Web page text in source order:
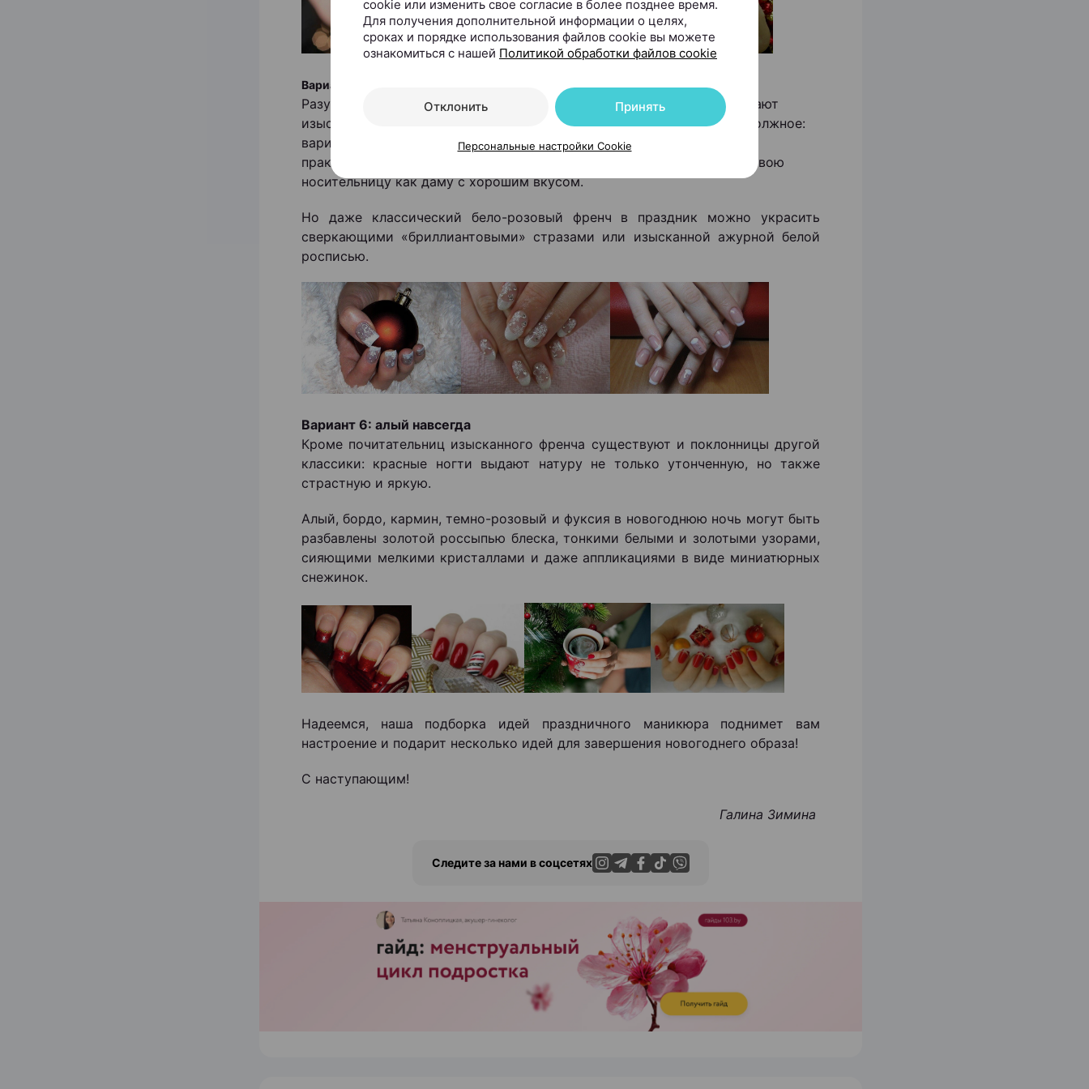
Вариант 5: вариации френча
Разумеется, есть дамы, которые даже в новогоднюю ночь предпочитают
изысканную классику и сдержанное благородство. Надо отдать им должное:
варианты сдержанного французского маникюра идеально подходят
практически к каждому наряду и совершенно точно характеризуют свою
носительницу как даму с хорошим вкусом.
Но даже классический бело-розовый френч в праздник можно украсить
сверкающими «бриллиантовыми» стразами или изысканной ажурной белой
росписью.
Вариант 6: алый навсегда
Кроме почитательниц изысканного френча существуют и поклонницы другой
классики: красные ногти выдают натуру не только утонченную, но также
страстную и яркую.
Алый, бордо, кармин, темно-розовый и фуксия в новогоднюю ночь могут быть
разбавлены золотой россыпью блеска, тонкими белыми и золотыми узорами,
сияющими мелкими кристаллами и даже аппликациями в виде миниатюрных
снежинок.
Надеемся, наша подборка идей праздничного маникюра поднимет вам
настроение и подарит несколько идей для завершения новогоднего образа!
С наступающим!
Галина Зимина
Следите за нами в соцсетях
ЭФФЕКТИВНАЯ РЕКЛАМА НА САЙТЕ
cookie или изменить свое согласие в более позднее время.
Для получения дополнительной информации о целях,
сроках и порядке использования файлов cookie вы можете
ознакомиться с нашей Политикой обработки файлов cookie
Отклонить Принять
Персональные настройки Cookie